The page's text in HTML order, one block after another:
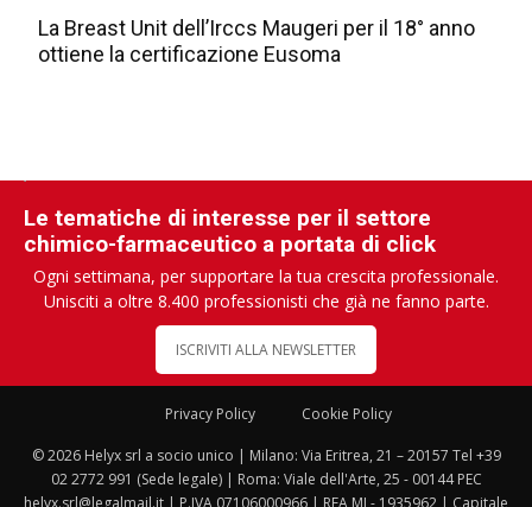
La Breast Unit dell’Irccs Maugeri per il 18° anno
ottiene la certificazione Eusoma
Le tematiche di interesse per il settore
chimico-farmaceutico a portata di click
Ogni settimana, per supportare la tua crescita professionale.
Unisciti a oltre 8.400 professionisti che già ne fanno parte.
ISCRIVITI ALLA NEWSLETTER
Privacy Policy Cookie Policy
© 2026 Helyx srl a socio unico | Milano: Via Eritrea, 21 – 20157 Tel +39
02 2772 991 (Sede legale) | Roma: Viale dell'Arte, 25 - 00144 PEC
helyx.srl@legalmail.it | P.IVA 07106000966 | REA MI - 1935962 | Capitale